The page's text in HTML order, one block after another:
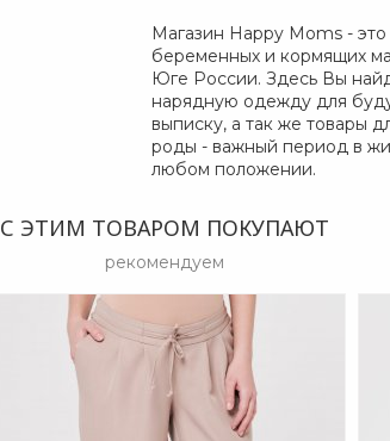
Магазин Happy Moms -
беременных и кормящих
Юге России. Здесь Вы
нарядную одежду для
выписку, а так же товары
роды - важный период в
любом положении.
С ЭТИМ ТОВАРОМ ПОКУПАЮТ
рекомендуем